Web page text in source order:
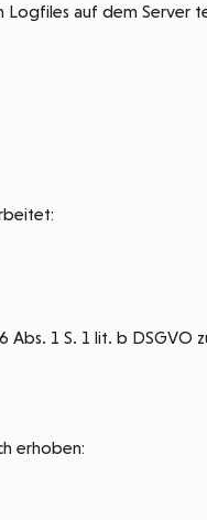
auf dem Server
1 S. 1 lit. b DSGVO
erhoben: